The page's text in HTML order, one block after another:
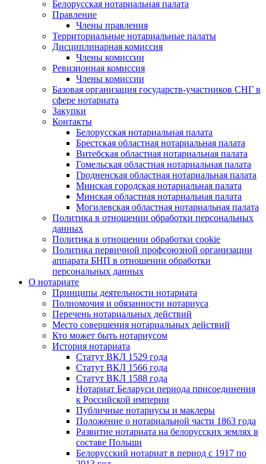
Белорусская нотариальная палата
Правление
Члены правления
Территориальные нотариальные палаты
Дисциплинарная комиссия
Члены комиссии
Ревизионная комиссия
Члены комиссии
Базовая организация государств-участников СНГ в
сфере нотариата
Закупки
Контакты
Белорусская нотариальная палата
Брестская областная нотариальная палата
Витебская областная нотариальная палата
Гомельская областная нотариальная палата
Гродненская областная нотариальная палата
Минская городская нотариальная палата
Минская областная нотариальная палата
Могилевская областная нотариальная палата
Политика в отношении обработки персональных
данных
Политика в отношении обработки cookie
Политика первичной профсоюзной организации
аппарата БНП в отношении обработки
персональных данных
О нотариате
Принципы деятельности нотариата
Полномочия и обязанности нотариуса
Перечень нотариальных действий
Место совершения нотариальных действий
Кто может быть нотариусом
История нотариата
Статут ВКЛ 1529 года
Статут ВКЛ 1566 года
Статут ВКЛ 1588 года
Нотариат Беларуси периода присоединения
к Российской империи
Публичные нотариусы и маклеры
Положение о нотариальной части 1863 года
Развитие нотариата на белорусских землях в
составе Польши
Белорусский нотариат в период с 1917 по